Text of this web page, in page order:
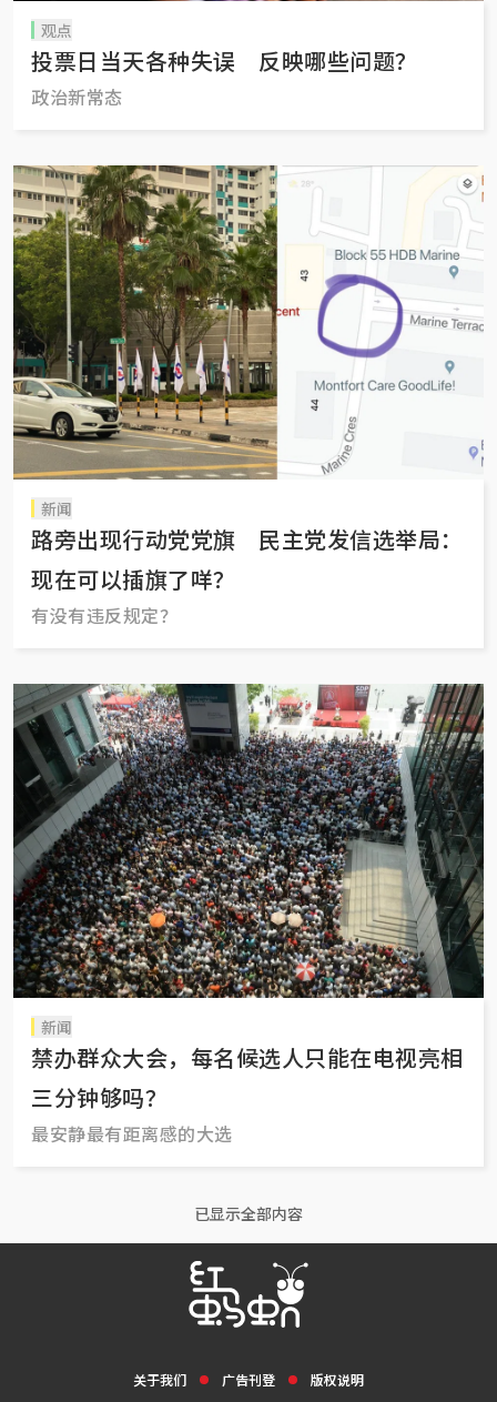
观点
投票日当天各种失误 反映哪些问题？
政治新常态
新闻
路旁出现行动党党旗 民主党发信选举局：
现在可以插旗了咩？
有没有违反规定？
新闻
禁办群众大会，每名候选人只能在电视亮相
三分钟够吗？
最安静最有距离感的大选
已显示全部内容
关于我们 广告刊登 版权说明